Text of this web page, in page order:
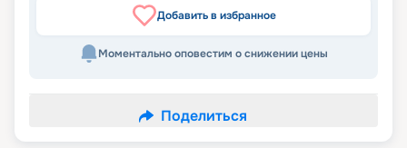
Добавить в избранное
Моментально оповестим о снижении цены
Поделиться